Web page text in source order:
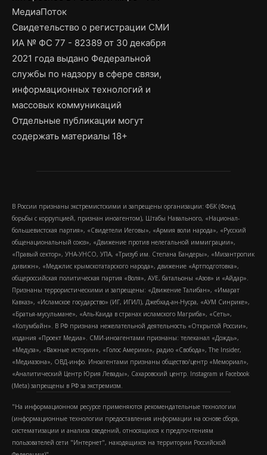
МедиаПоток
Свидетельство о регистрации СМИ
ИА № ФС 77 - 82389 от 30 декабря
2021 года выдано Федеральной
службы по надзору в сфере связи,
информационных технологий и
массовых коммуникаций
Отдельные публикации могут
содержать материалы 18+
В России признаны экстремистскими и запрещены организации: ФБК (Фонд
борьбы с коррупцией, признан иноагентом), Штабы Навального, «Национал-
большевистская партия», «Свидетели Иеговы», «Армия воли народа», «Русский
общенациональный союз», «Движение против нелегальной иммиграции»,
«Правый сектор», УНА-УНСО, УПА, «Тризуб им. Степана Бандеры», «Мизантропик
дивижн», «Меджлис крымскотатарского народа», движение «Артподготовка»,
общероссийская политическая партия «Воля», АУЕ, батальоны «Азов» и «Айдар».
Признаны террористическими и запрещены: «Движение Талибан», «Имарат
Кавказ», «Исламское государство» (ИГ, ИГИЛ), Джебхад-ан-Нусра, «АУМ Синрике»,
«Братья-мусульмане», «Аль-Каида в странах исламского Магриба», «Сеть»,
«Колумбайн». В РФ признана нежелательной деятельность «Открытой России»,
издания «Проект Медиа». СМИ-иноагентами признаны: телеканал «Дождь»,
«Медуза», «Важные истории», «Голос Америки», радио «Свобода», The Insider,
«Медиазона», ОВД-инфо. Иноагентами признаны общество/центр «Мемориал»,
«Аналитический Центр Юрия Левады», Сахаровский центр. Instagram и Facebook
(Metа) запрещены в РФ за экстремизм.
"На информационном ресурсе применяются рекомендательные технологии
(информационные технологии предоставления информации на основе сбора,
систематизации и анализа сведений, относящихся к предпочтениям
пользователей сети "Интернет", находящихся на территории Российской